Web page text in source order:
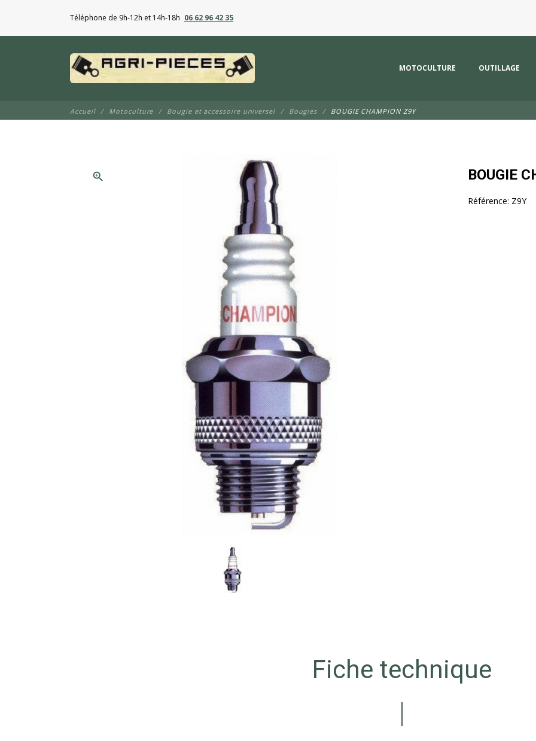
Téléphone de 9h-12h et 14h-18h 06 62 96 42 35
MOTOCULTURE OUTILLAGE
Accueil Motoculture Bougie et accessoire universel Bougies BOUGIE CHAMPION Z9Y
zoom_in BOUGIE
Référence: Z9Y
Fiche technique